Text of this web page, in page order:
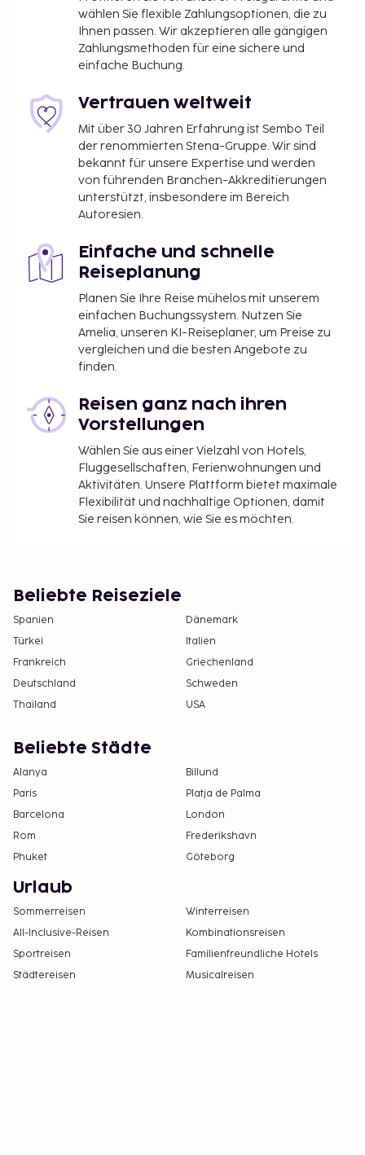
wählen Sie flexible Zahlungsoptionen, die zu
Ihnen passen. Wir akzeptieren alle gängigen
Zahlungsmethoden für eine sichere und
einfache Buchung.
Vertrauen weltweit
Mit über 30 Jahren Erfahrung ist Sembo Teil
der renommierten Stena-Gruppe. Wir sind
bekannt für unsere Expertise und werden
von führenden Branchen-Akkreditierungen
unterstützt, insbesondere im Bereich
Autoresien.
Einfache und schnelle
Reiseplanung
Planen Sie Ihre Reise mühelos mit unserem
einfachen Buchungssystem. Nutzen Sie
Amelia, unseren KI-Reiseplaner, um Preise zu
vergleichen und die besten Angebote zu
finden.
Reisen ganz nach ihren
Vorstellungen
Wählen Sie aus einer Vielzahl von Hotels,
Fluggesellschaften, Ferienwohnungen und
Aktivitäten. Unsere Plattform bietet maximale
Flexibilität und nachhaltige Optionen, damit
Sie reisen können, wie Sie es möchten.
Beliebte Reiseziele
Spanien
Dänemark
Türkei
Italien
Frankreich
Griechenland
Deutschland
Schweden
Thailand
USA
Beliebte Städte
Alanya
Billund
Paris
Platja de Palma
Barcelona
London
Rom
Frederikshavn
Phuket
Göteborg
Urlaub
Sommerreisen
Winterreisen
All-Inclusive-Reisen
Kombinationsreisen
Sportreisen
Familienfreundliche Hotels
Städtereisen
Musicalreisen